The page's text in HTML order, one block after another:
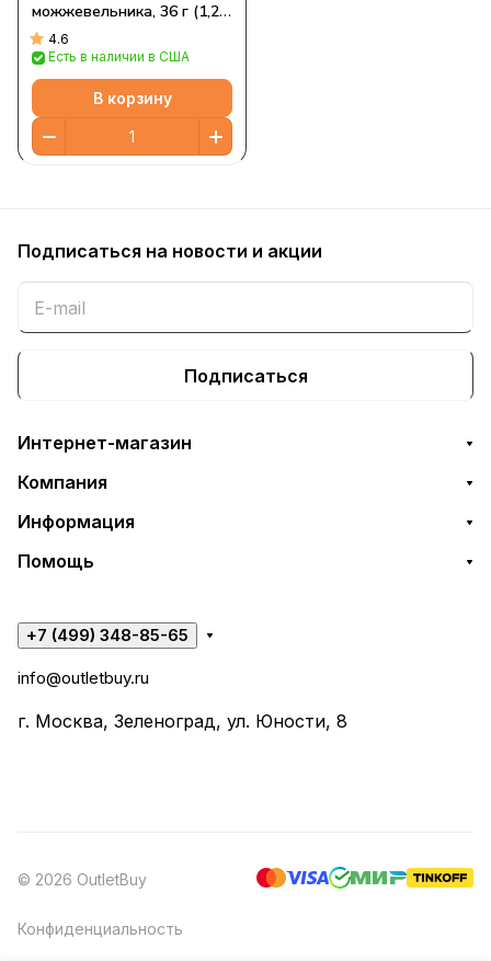
можжевельника, 36 г (1,28
унции)
4.6
Есть в наличии в США
В корзину
Подписаться на новости и акции
Подписаться
Интернет-магазин
Компания
Информация
Помощь
+7 (499) 348-85-65
info@outletbuy.ru
г. Москва, Зеленоград, ул. Юности, 8
© 2026 OutletBuy
Конфиденциальность